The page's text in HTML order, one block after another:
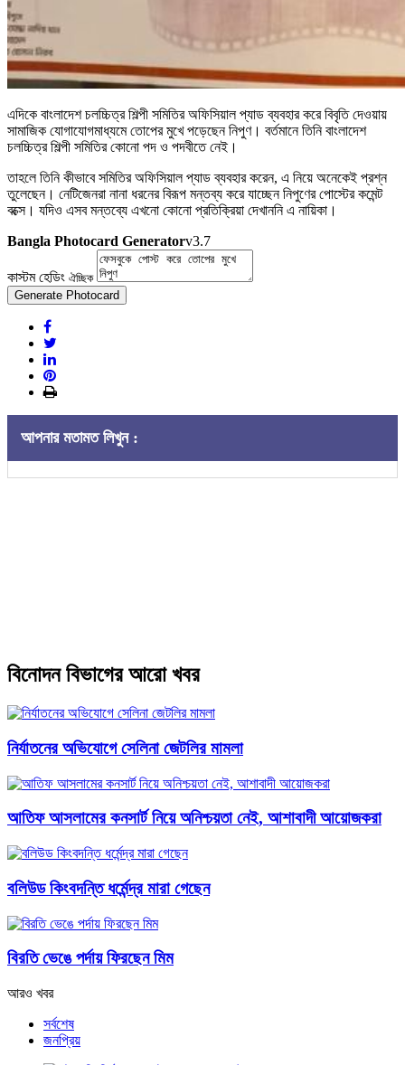
এদিকে বাংলাদেশ চলচ্চিত্র শিল্পী সমিতির অফিসিয়াল প্যাড ব্যবহার করে বিবৃতি দেওয়ায়
সামাজিক যোগাযোগমাধ্যমে তোপের মুখে পড়েছেন নিপুণ। বর্তমানে তিনি বাংলাদেশ
চলচ্চিত্র শিল্পী সমিতির কোনো পদ ও পদবীতে নেই।
তাহলে তিনি কীভাবে সমিতির অফিসিয়াল প্যাড ব্যবহার করেন, এ নিয়ে অনেকেই প্রশ্ন
তুলেছেন। নেটিজেনরা নানা ধরনের বিরূপ মন্তব্য করে যাচ্ছেন নিপুণের পোস্টের কমেন্ট
বক্সে। যদিও এসব মন্তব্যে এখনো কোনো প্রতিক্রিয়া দেখাননি এ নায়িকা।
Bangla Photocard Generatorv3.7
কাস্টম হেডিং ঐচ্ছিক
Generate Photocard
আপনার মতামত লিখুন :
বিনোদন বিভাগের আরো খবর
নির্যাতনের অভিযোগে সেলিনা জেটলির মামলা
আতিফ আসলামের কনসার্ট নিয়ে অনিশ্চয়তা নেই, আশাবাদী আয়োজকরা
বলিউড কিংবদন্তি ধর্মেন্দ্র মারা গেছেন
বিরতি ভেঙে পর্দায় ফিরছেন মিম
আরও খবর
সর্বশেষ
জনপ্রিয়